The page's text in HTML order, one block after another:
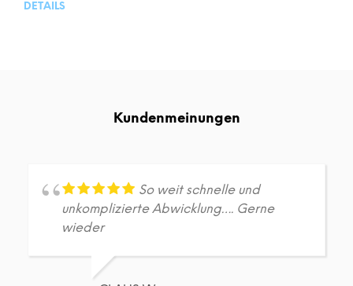
DETAILS
Kundenmeinungen
So weit schnelle und
unkomplizierte Abwicklung…. Gerne
wieder